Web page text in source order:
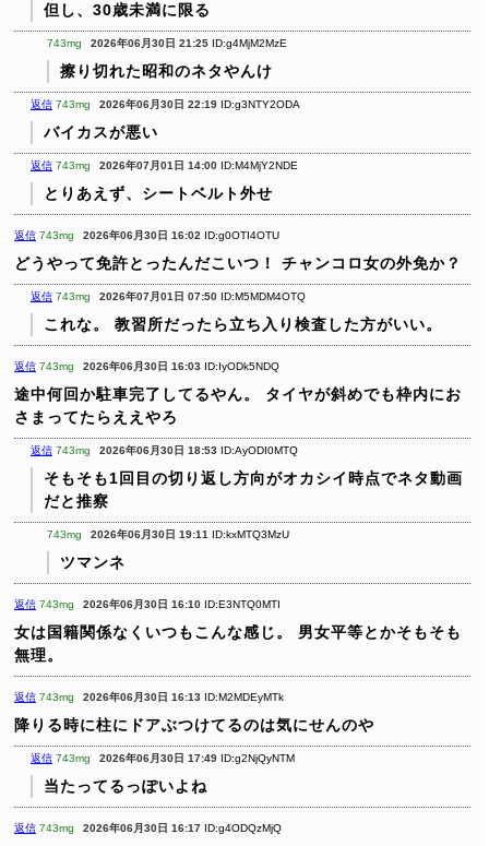
但し、30歳未満に限る
743mg 2026年06月30日 21:25 ID:g4MjM2MzE
擦り切れた昭和のネタやんけ
返信 743mg 2026年06月30日 22:19 ID:g3NTY2ODA
バイカスが悪い
返信 743mg 2026年07月01日 14:00 ID:M4MjY2NDE
とりあえず、シートベルト外せ
返信 743mg 2026年06月30日 16:02 ID:g0OTI4OTU
どうやって免許とったんだこいつ！ チャンコロ女の外免か？
返信 743mg 2026年07月01日 07:50 ID:M5MDM4OTQ
これな。 教習所だったら立ち入り検査した方がいい。
返信 743mg 2026年06月30日 16:03 ID:IyODk5NDQ
途中何回か駐車完了してるやん。
タイヤが斜めでも枠内にお
さまってたらええやろ
返信 743mg 2026年06月30日 18:53 ID:AyODI0MTQ
そもそも1回目の切り返し方向がオカシイ時点でネタ動画
だと推察
743mg 2026年06月30日 19:11 ID:kxMTQ3MzU
ツマンネ
返信 743mg 2026年06月30日 16:10 ID:E3NTQ0MTI
女は国籍関係なくいつもこんな感じ。
男女平等とかそもそも
無理。
返信 743mg 2026年06月30日 16:13 ID:M2MDEyMTk
降りる時に柱にドアぶつけてるのは気にせんのや
返信 743mg 2026年06月30日 17:49 ID:g2NjQyNTM
当たってるっぽいよね
返信 743mg 2026年06月30日 16:17 ID:g4ODQzMjQ